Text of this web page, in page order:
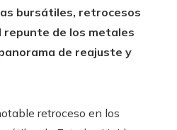
bursátiles, retrocesos
de los metales
de reajuste y
retroceso en los